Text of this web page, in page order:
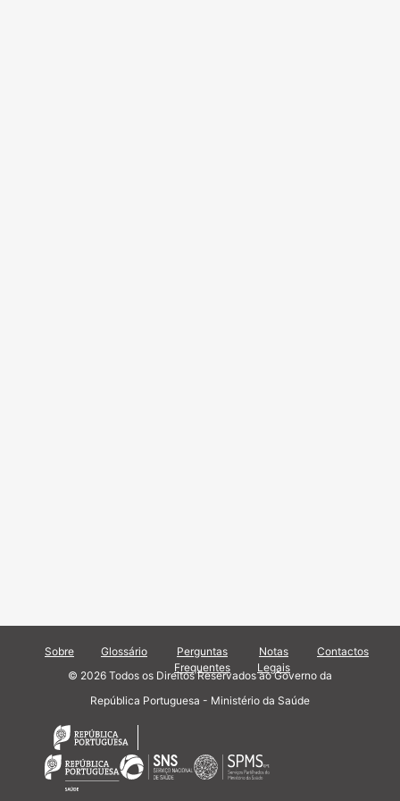
Sobre Glossário
Perguntas
Frequentes
Notas
Legais
Contactos
© 2026 Todos os Direitos Reservados ao Governo da
República Portuguesa - Ministério da Saúde